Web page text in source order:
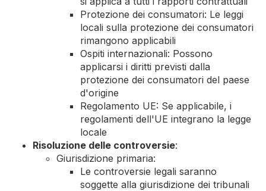
Protezione dei consumatori: Le leggi
locali sulla protezione dei consumatori
rimangono applicabili
Ospiti internazionali: Possono
applicarsi i diritti previsti dalla
protezione dei consumatori del paese
d'origine
Regolamento UE: Se applicabile, i
regolamenti dell'UE integrano la legge
locale
Risoluzione delle controversie:
Giurisdizione primaria:
Le controversie legali saranno
soggette alla giurisdizione dei tribunali